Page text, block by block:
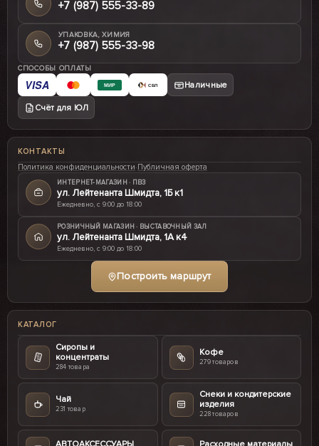
+7 (987) 555-33-89
УПАКОВКА, ХИМИЯ
+7 (987) 555-33-98
СПОСОБЫ ОПЛАТЫ
VISA МИР СБП Наличные
Счёт для ЮЛ
КОНТАКТЫ
Политика конфиденциальности·Публичная оферта
ИНТЕРНЕТ-МАГАЗИН · ПВЗ
ул. Лейтенанта Шмидта, 1Б к1
Ежедневно, с 9:00 до 18:00
РОЗНИЧНЫЙ МАГАЗИН · ВЫСТАВОЧНЫЙ ЗАЛ
ул. Лейтенанта Шмидта, 1А к4
Ежедневно, с 9:00 до 18:00
Построить маршрут
КАТАЛОГ
Сиропы и
концентраты
284 товара
Кофе
279 товаров
Чай
231 товар
Снеки и кондитерские
изделия
228 товаров
АВТОАКСЕССУАРЫ Расходные материалы